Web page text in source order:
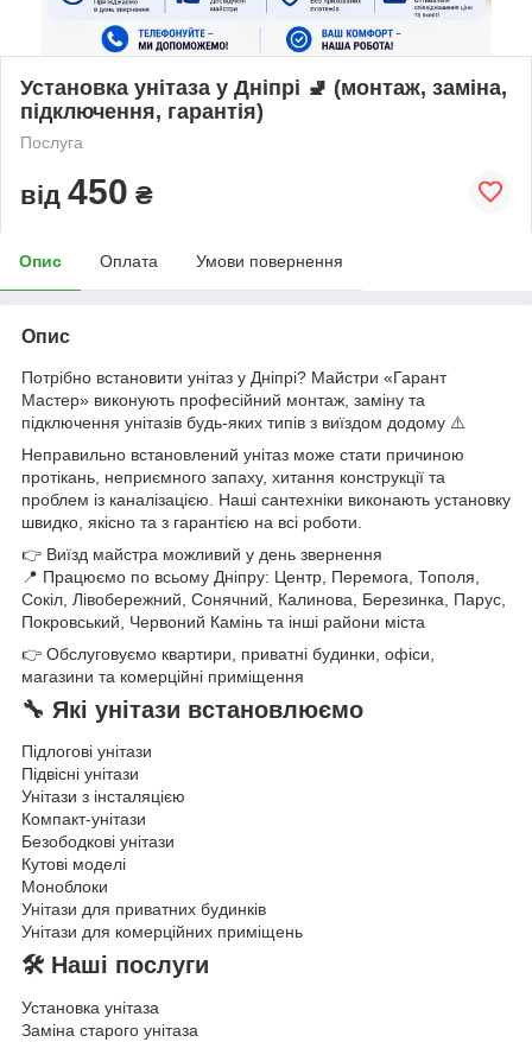
Установка унітаза у Дніпрі 🚽 (монтаж, заміна,
підключення, гарантія)
Послуга
від 450 ₴
Опис Оплата Умови повернення
Опис
Потрібно встановити унітаз у Дніпрі? Майстри «Гарант
Мастер» виконують професійний монтаж, заміну та
підключення унітазів будь-яких типів з виїздом додому ⚠️
Неправильно встановлений унітаз може стати причиною
протікань, неприємного запаху, хитання конструкції та
проблем із каналізацією. Наші сантехніки виконають установку
швидко, якісно та з гарантією на всі роботи.
👉 Виїзд майстра можливий у день звернення
📍 Працюємо по всьому Дніпру: Центр, Перемога, Тополя,
Сокіл, Лівобережний, Сонячний, Калинова, Березинка, Парус,
Покровський, Червоний Камінь та інші райони міста
👉 Обслуговуємо квартири, приватні будинки, офіси,
магазини та комерційні приміщення
🔧 Які унітази встановлюємо
Підлогові унітази
Підвісні унітази
Унітази з інсталяцією
Компакт-унітази
Безободкові унітази
Кутові моделі
Моноблоки
Унітази для приватних будинків
Унітази для комерційних приміщень
🛠 Наші послуги
Установка унітаза
Заміна старого унітаза